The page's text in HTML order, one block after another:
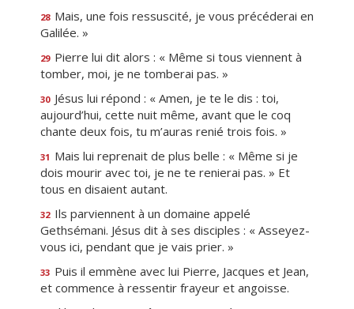
28 Mais, une fois ressuscité, je vous précéderai en
Galilée. »
29 Pierre lui dit alors : « Même si tous viennent à
tomber, moi, je ne tomberai pas. »
30 Jésus lui répond : « Amen, je te le dis : toi,
aujourd’hui, cette nuit même, avant que le coq
chante deux fois, tu m’auras renié trois fois. »
31 Mais lui reprenait de plus belle : « Même si je
dois mourir avec toi, je ne te renierai pas. » Et
tous en disaient autant.
32 Ils parviennent à un domaine appelé
Gethsémani. Jésus dit à ses disciples : « Asseyez-
vous ici, pendant que je vais prier. »
33 Puis il emmène avec lui Pierre, Jacques et Jean,
et commence à ressentir frayeur et angoisse.